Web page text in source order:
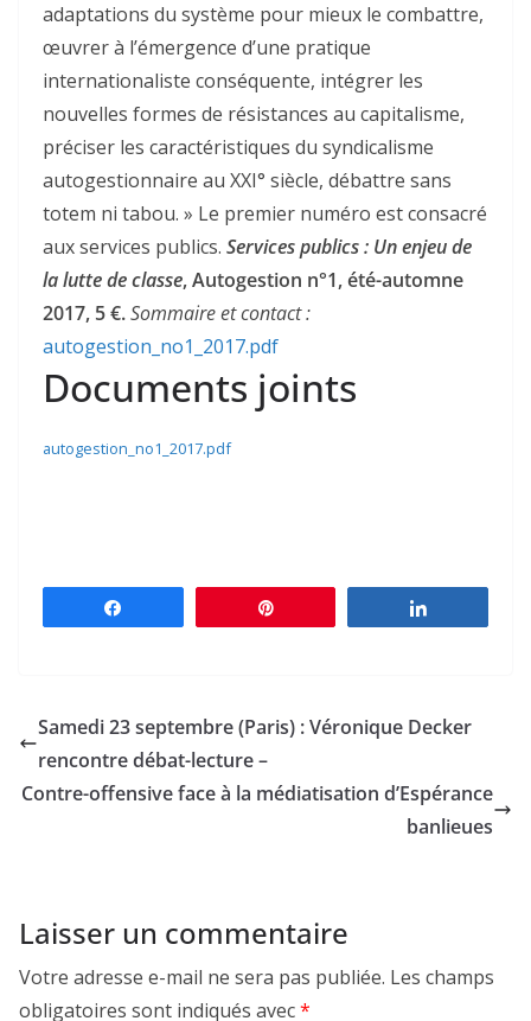
adaptations du système pour mieux le combattre,
œuvrer à l’émergence d’une pratique
internationaliste conséquente, intégrer les
nouvelles formes de résistances au capitalisme,
préciser les caractéristiques du syndicalisme
autogestionnaire au XXI° siècle, débattre sans
totem ni tabou. » Le premier numéro est consacré
aux services publics. Services publics : Un enjeu de
la lutte de classe, Autogestion n°1, été-automne
2017, 5 €.Sommaire et contact :
autogestion_no1_2017.pdf
Documents joints
autogestion_no1_2017.pdf
Samedi 23 septembre (Paris) : Véronique Decker
rencontre débat-lecture –
Contre-offensive face à la médiatisation d’Espérance
banlieues
Laisser un commentaire
Votre adresse e-mail ne sera pas publiée. Les champs
obligatoires sont indiqués avec*